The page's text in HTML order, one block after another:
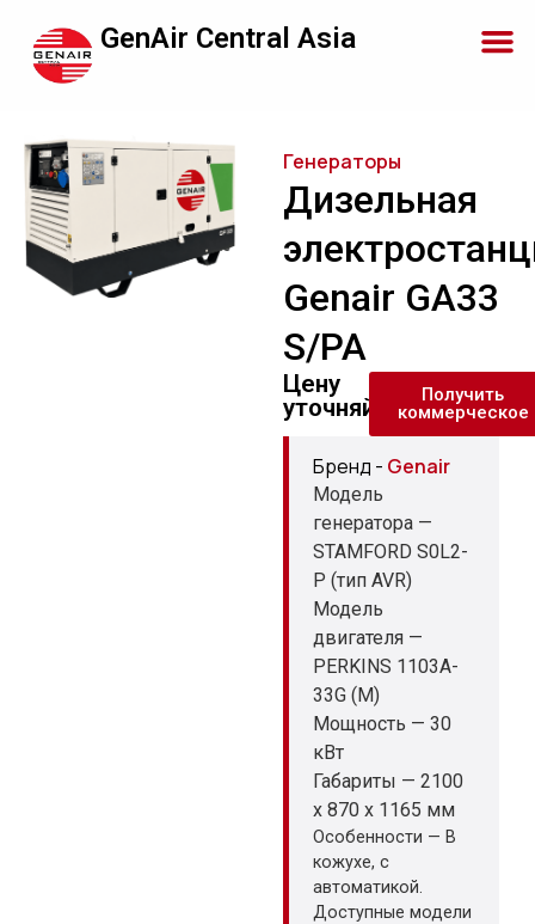
GenAir Central Asia
Генераторы
Дизельная
Genair GA33
S/PA
Цену
уточняйте
Получить
коммерческое
Бренд - Genair
Модель
генератора —
STAMFORD S0L2-
P (тип AVR)
Модель
двигателя —
PERKINS 1103A-
33G (M)
Мощность — 30
кВт
Габариты — 2100
x 870 x 1165 мм
Особенности — В
кожухе, с
автоматикой.
Доступные модели